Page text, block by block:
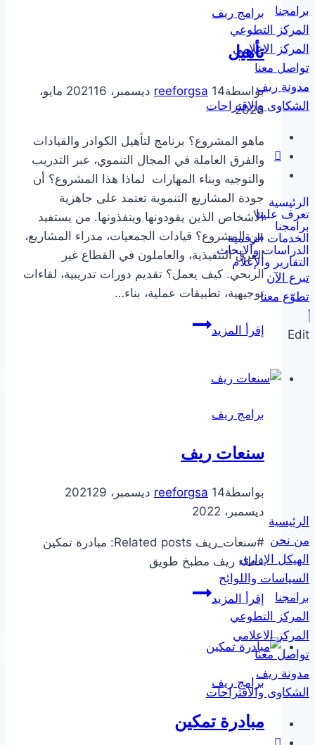
برامجنا
المركز التطوعي
المركز الاعلامي
تواصل معنا
مدونة ريف
الشكاوى والاقتراحات
الرئيسية
تعرف علينا
برامجنا
الخدمات الرقمية
الدراسات والابحاث
التقارير والإعلام
تبرع الآن
تطوّع معنا
Edit
الرئيسية
من نحن
الهيكل الإداري
السياسات واللوائح
برامجنا
المركز التطوعي
المركز الاعلامي
تواصل معنا
مدونة ريف
الشكاوى والاقتراحات
برامج ريف
تأهيل
بواسطة reeforgsa 14 ديسمبر، 2021
16 مايو،
2026
ماهو المشروع؟ برنامج لتأهيل الكوادر والقيادات
والفرق العاملة في المجال التنموي، عبر التدريب
والتوجيه وبناء المهارات لماذا هذا المشروع؟ أن
جودة المشاريع التنموية تعتمد على جاهزية
الأشخاص الذين يقودونها وينفذونها. من يستفيد
من المشروع؟ قيادات الجمعيات، مدراء المشاريع،
الفرق التنفيذية، والعاملون في القطاع غير
الربحي. كيف يعمل؟ تقديم دورات تدريبية، لقاءات
توجيهية، تطبيقات عملية، بناء…
إقرأ المزيدتأهيل
برامج ريف
سنعات ريف
بواسطة reeforgsa 14 ديسمبر، 2021
29
ديسمبر، 2022
#سنعات_ريف Related posts: مبادرة تمكين
عطاء ريف مطبخ طويق
إقرأ المزيدسنعات
برامج ريف
مبادرة تمكين